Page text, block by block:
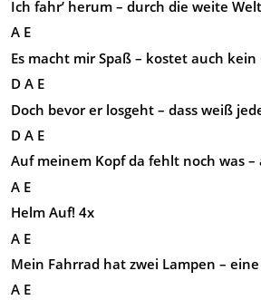
Ich fahr’ herum – durch die weite Welt
A E
Es macht mir Spaß – kostet auch kein
D A E
Doch bevor er losgeht – dass weiß
D A E
Auf meinem Kopf da fehlt noch was –
A E
Helm Auf! 4x
A E
Mein Fahrrad hat zwei Lampen –
A E